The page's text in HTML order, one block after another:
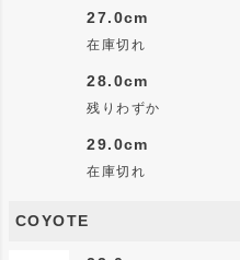
27.0cm
在庫切れ
28.0cm
残りわずか
29.0cm
在庫切れ
COYOTE